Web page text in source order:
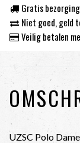
Gratis
Niet goed, geld
Veilig betalen
UZSC Polo